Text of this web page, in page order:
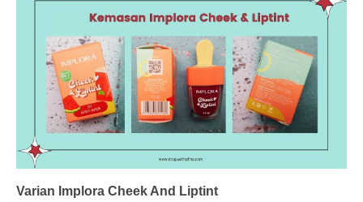
Varian Implora Cheek And Liptint